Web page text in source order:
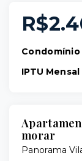
Condomínio
IPTU Mensal
morar
Panorama